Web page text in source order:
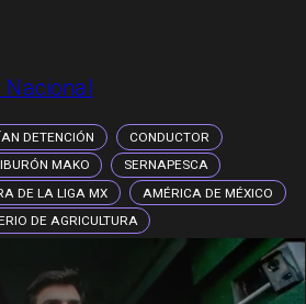
Nacional
DETENCIÓN
CONDUCTOR
MAKO
SERNAPESCA
DE LA LIGA MX
AMÉRICA DE MÉXICO
DE AGRICULTURA